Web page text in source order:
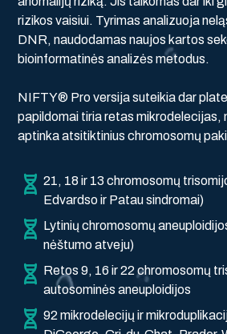
rizikos vaisiui. Tyrimas analizuoja
DNR, naudodamas naujos kartos
bioinformatinės analizės metodus.
NIFTY® Pro versija suteikia dar
papildomai tiria retas mikrodelecijas,
aptinka atsitiktinius chromosomų
21, 18 ir 13 chromosomų
Edvardso ir Patau sindromai)
Lytinių chromosomų
nėštumo atveju)
Retos 9, 16 ir 22 chromosomų
autosominės aneuploidijos
92 mikrodelecijų ir